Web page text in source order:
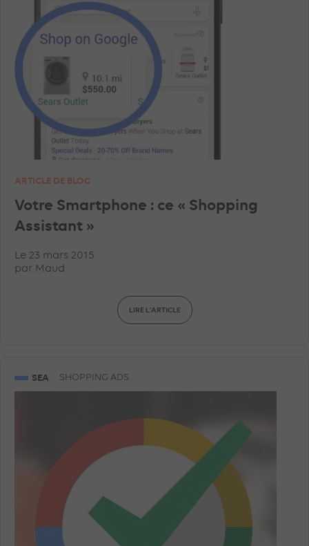
ARTICLE DE BLOG
Votre Smartphone : ce « Shopping
Assistant »
Le 23 mars 2015
par Maud
LIRE L'ARTICLE
SEA SHOPPING ADS